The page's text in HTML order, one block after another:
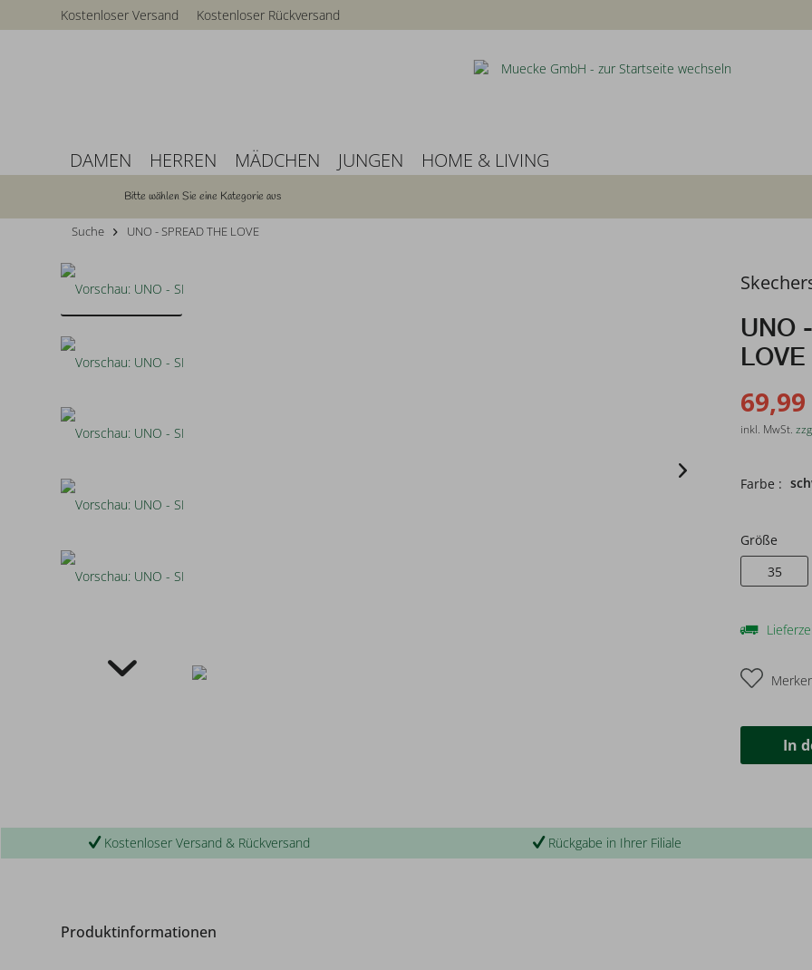
Kostenloser Versand Kostenloser Rückversand
DAMEN HERREN MÄDCHEN JUNGEN HOME & LIVING
Bitte wählen Sie eine Kategorie aus
Suche UNO - SPREAD THE LOVE
UNO
LOVE
69,99
inkl. MwSt.
Farbe :
Größe
35
In
Kostenloser Versand & Rückversand Rückgabe in Ihrer Filiale
Produktinformationen